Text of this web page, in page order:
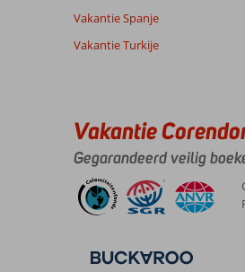
9,0
Met groep
,
22 april 2026
Over
vonden
Kusadasi
op
zich
niet
echt
aanrader.
Algemene indruk
Eten 8
Kamers
Kindvriendelijk
Wifi kwaliteit
Vakantie Spanje
Vakantie Turkije
Vakantie
Gegarandeerd veilig